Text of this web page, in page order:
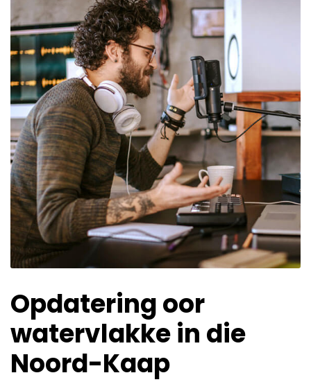
Opdatering oor
watervlakke in die
Noord-Kaap